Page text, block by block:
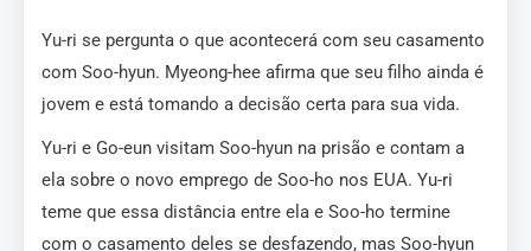
Yu-ri se pergunta o que acontecerá com seu casamento
com Soo-hyun. Myeong-hee afirma que seu filho ainda é
jovem e está tomando a decisão certa para sua vida.
Yu-ri e Go-eun visitam Soo-hyun na prisão e contam a
ela sobre o novo emprego de Soo-ho nos EUA. Yu-ri
teme que essa distância entre ela e Soo-ho termine
com o casamento deles se desfazendo, mas Soo-hyun